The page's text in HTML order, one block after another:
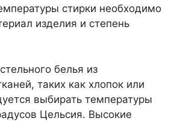
стирки необходимо
изделия и степень
белья из
таких как хлопок или
выбирать температуры
Цельсия. Высокие